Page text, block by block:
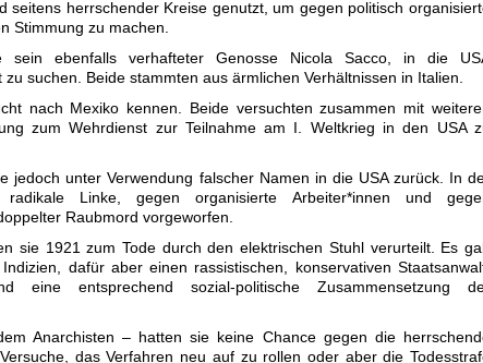
seitens herrschender Kreise genutzt, um gegen politisch
Stimmung zu machen.
sein ebenfalls verhafteter Genosse Nicola Sacco, in die
suchen. Beide stammten aus ärmlichen Verhältnissen in Italien.
nach Mexiko kennen. Beide versuchten zusammen mit
zum Wehrdienst zur Teilnahme am I. Weltkrieg in den USA
jedoch unter Verwendung falscher Namen in die USA zurück. In
radikale Linke, gegen organisierte Arbeiter*innen und
Raubmord vorgeworfen.
sie 1921 zum Tode durch den elektrischen Stuhl verurteilt. Es
dafür aber einen rassistischen, konservativen
eine entsprechend sozial-politische Zusammensetzung
Anarchisten – hatten sie keine Chance gegen die
das Verfahren neu auf zu rollen oder aber die